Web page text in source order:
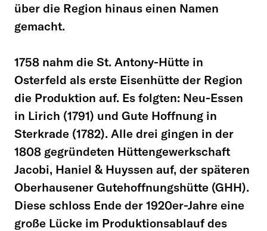
über die Region hinaus einen Namen
gemacht.
1758 nahm die St. Antony-Hütte in
Osterfeld als erste Eisenhütte der Region
die Produktion auf. Es folgten: Neu-Essen
in Lirich (1791) und Gute Hoffnung in
Sterkrade (1782). Alle drei gingen in der
1808 gegründeten Hüttengewerkschaft
Jacobi, Haniel & Huyssen auf, der späteren
Oberhausener Gutehoffnungshütte (GHH).
Diese schloss Ende der 1920er-Jahre eine
große Lücke im Produktionsablauf des